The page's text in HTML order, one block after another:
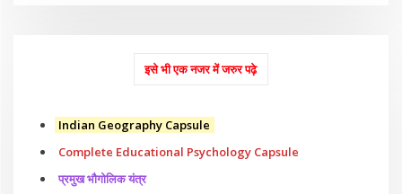
इसे भी एक नजर में जरुर पढ़े
Indian Geography Capsule
Complete Educational Psychology Capsule
प्रमुख भौगोलिक यंत्र